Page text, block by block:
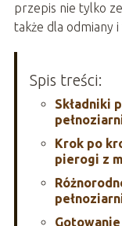
przepis nie tylko
także dla odmiany
Spis treści:
Składniki
Krok po
pierogi z